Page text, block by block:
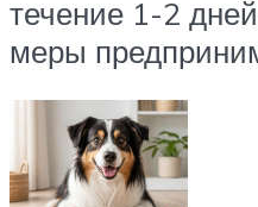
течение 1-2
меры